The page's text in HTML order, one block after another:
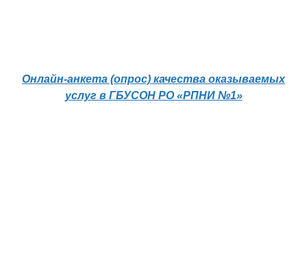
Онлайн-анкета (опрос) качества оказываемых
услуг в ГБУСОН РО «РПНИ №1»